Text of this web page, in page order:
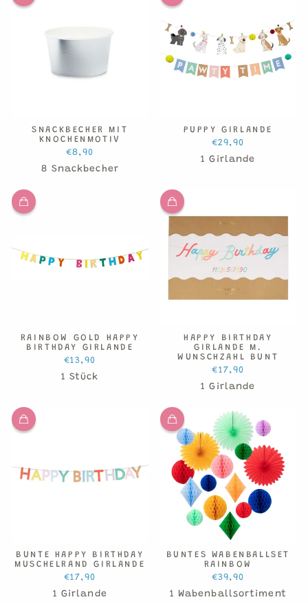
SNACKBECHER MIT
KNOCHENMOTIV
€8,90
8 Snackbecher
PUPPY GIRLANDE
€29,90
1 Girlande
RAINBOW GOLD HAPPY
BIRTHDAY GIRLANDE
€13,90
1 Stück
HAPPY BIRTHDAY
GIRLANDE M.
WUNSCHZAHL BUNT
€17,90
1 Girlande
BUNTE HAPPY BIRTHDAY
MUSCHELRAND GIRLANDE
€17,90
1 Girlande
BUNTES WABENBALLSET
RAINBOW
€39,90
1 Wabenballsortiment